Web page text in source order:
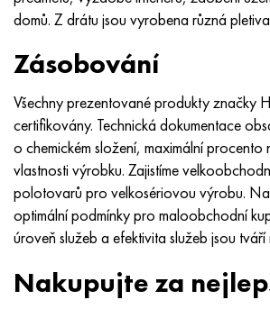
domů. Z drátu jsou vyrobena různá
Zásobování
Všechny prezentované produkty značky
certifikovány. Technická dokumentace
o chemickém složení, maximální procento
vlastnosti výrobku. Zajistíme
polotovarů pro velkosériovou výrobu.
optimální podmínky pro maloobchodní
úroveň služeb a efektivita služeb jsou tváří
Nakupujte za
Nimonic 90
Nimonic 263
Haynes 25
Haynes 188
Haynes 230
Hastelloy b2
Hastelloy b3
Přesná trubka
H70MFV
AM-350 – AM-5548
AM-355 – AM-5547
Custom 450® - uns S45000
Řecký Ascoloy 418
Potrubí odolné proti korozi
45Х14Н14В2М
50X14MF
65X13
90X18MF
95 x 18
ac35g2, 36smnpb14, 1.0765
38x2n2ma, 34CrNiMo6, 40NiCrMo7
40hn2ma, 34CrNiMo4, 36hnm
38 hodin, 37 hodin
38XA, 37Cr4, AISI 5135
38HN3MFA, 35nicrmov12-5
40G, 40Mn4, AISI 1035